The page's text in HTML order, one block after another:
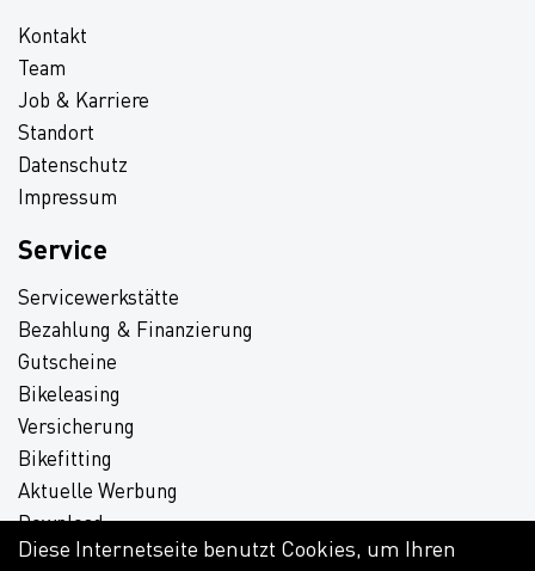
Kontakt
Team
Job & Karriere
Standort
Datenschutz
Impressum
Service
Servicewerkstätte
Bezahlung & Finanzierung
Gutscheine
Bikeleasing
Versicherung
Bikefitting
Aktuelle Werbung
Download
Diese Internetseite benutzt Cookies, um Ihren